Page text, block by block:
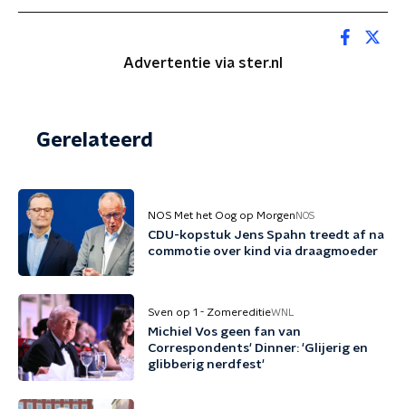
Advertentie via ster.nl
Gerelateerd
NOS Met het Oog op Morgen NOS
CDU-kopstuk Jens Spahn treedt af na
commotie over kind via draagmoeder
Sven op 1 - ZomereditieWNL
Michiel Vos geen fan van
Correspondents' Dinner: 'Glijerig en
glibberig nerdfest'